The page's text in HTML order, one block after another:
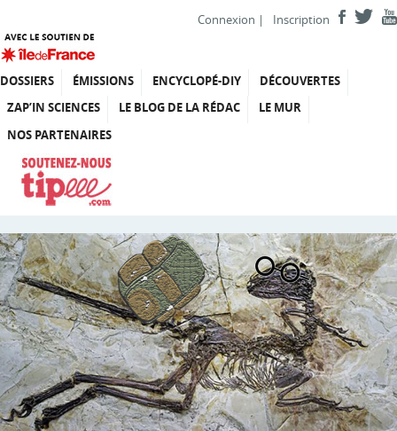
Connexion | Inscription
DOSSIERS ÉMISSIONS ENCYCLOPÉ-DIY
DÉCOUVERTES
ZAP’IN SCIENCES
LE BLOG DE LA RÉDAC
LE MUR
NOS PARTENAIRES